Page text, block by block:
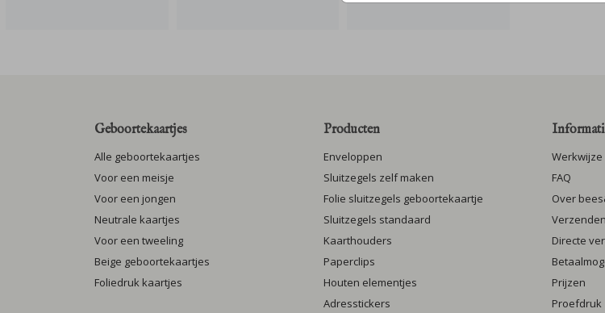
Geboortekaartjes
Alle geboortekaartjes
Voor een meisje
Voor een jongen
Neutrale kaartjes
Voor een tweeling
Beige geboortekaartjes
Foliedruk kaartjes
Producten
Enveloppen
Sluitzegels zelf maken
Folie sluitzegels geboortekaartje
Sluitzegels standaard
Kaarthouders
Paperclips
Houten elementjes
Adresstickers
Werkwijze
FAQ
Over
Directe
Prijzen
Proefdruk